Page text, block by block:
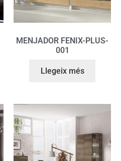
MENJADOR FENIX-PLUS-
001
Llegeix més